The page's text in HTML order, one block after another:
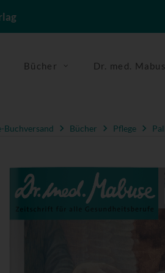
Bücher Dr. med.
Buchversand Bücher Pflege